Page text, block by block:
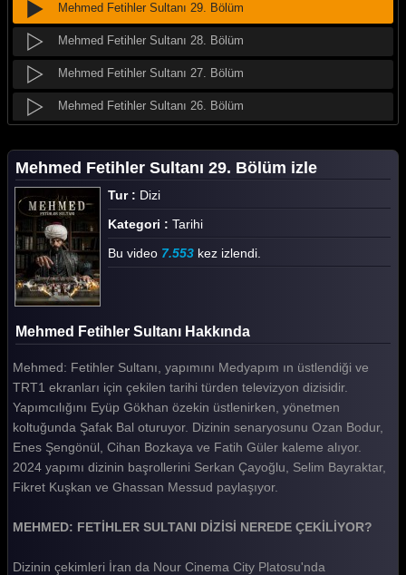
Mehmed Fetihler Sultanı 29. Bölüm
Mehmed Fetihler Sultanı 28. Bölüm
Mehmed Fetihler Sultanı 27. Bölüm
Mehmed Fetihler Sultanı 26. Bölüm
Mehmed Fetihler Sultanı 24. Bölüm
Mehmed Fetihler Sultanı 23. Bölüm
Mehmed Fetihler Sultanı 22. Bölüm
Mehmed Fetihler Sultanı 21. Bölüm
Mehmed Fetihler Sultanı 20. Bölüm
Mehmed Fetihler Sultanı 19. Bölüm
Mehmed Fetihler Sultanı 18. Bölüm
Mehmed Fetihler Sultanı 17. Bölüm
Mehmed Fetihler Sultanı 16. Bölüm
Mehmed Fetihler Sultanı 15. Bölüm
Mehmed Fetihler Sultanı 14. Bölüm
Mehmed Fetihler Sultanı 13. Bölüm
Mehmed Fetihler Sultanı 12. Bölüm
Mehmed Fetihler Sultanı 29. Bölüm izle
Tur : Dizi
Kategori : Tarihi
Bu video 7.553 kez izlendi.
Mehmed Fetihler Sultanı Hakkında
Mehmed: Fetihler Sultanı, yapımını Medyapım ın üstlendiği ve
TRT1 ekranları için çekilen tarihi türden televizyon dizisidir.
Yapımcılığını Eyüp Gökhan özekin üstlenirken, yönetmen
koltuğunda Şafak Bal oturuyor. Dizinin senaryosunu Ozan Bodur,
Enes Şengönül, Cihan Bozkaya ve Fatih Güler kaleme alıyor.
2024 yapımı dizinin başrollerini Serkan Çayoğlu, Selim Bayraktar,
Fikret Kuşkan ve Ghassan Messud paylaşıyor.
MEHMED: FETİHLER SULTANI DİZİSİ NEREDE ÇEKİLİYOR?
Dizinin çekimleri İran da Nour Cinema City Platosu'nda